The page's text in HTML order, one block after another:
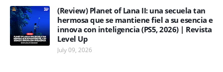
(Review) Planet of Lana II: una secuela tan
hermosa que se mantiene fiel a su esencia e
innova con inteligencia (PS5, 2026) | Revista
Level Up
July 09, 2026